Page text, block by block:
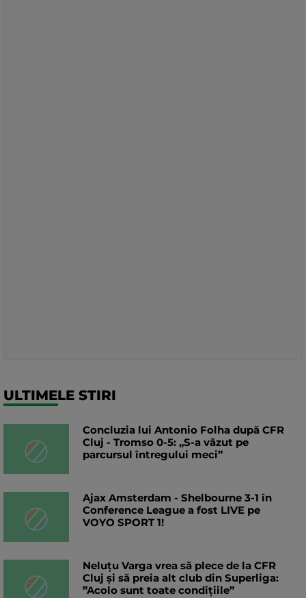
ULTIMELE STIRI
Concluzia lui Antonio Folha după CFR
Cluj - Tromso 0-5: „S-a văzut pe
parcursul întregului meci”
Ajax Amsterdam - Shelbourne 3-1 în
Conference League a fost LIVE pe
VOYO SPORT 1!
Neluțu Varga vrea să plece de la CFR
Cluj și să preia alt club din Superliga:
”Acolo sunt toate condițiile”